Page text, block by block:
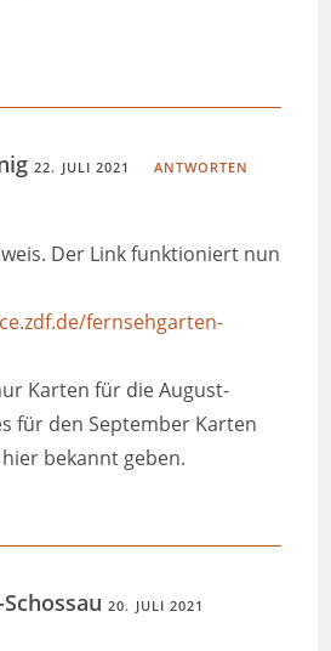
22. JULI 2021 ANTWORTEN
Der Link funktioniert nun
fernsehgarten-
Karten für die August-
für den September Karten
bekannt geben.
20. JULI 2021